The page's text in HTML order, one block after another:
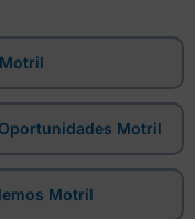
Motril
Motril